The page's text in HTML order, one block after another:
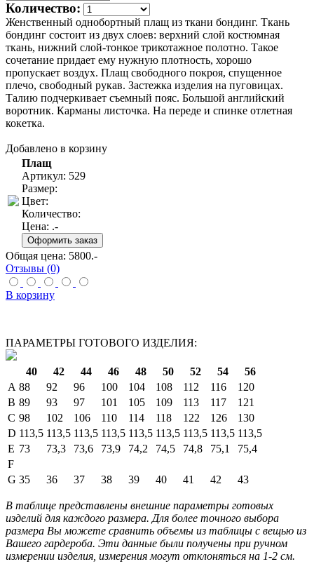
Количество:
Женственный однобортный плащ из ткани бондинг. Ткань
бондинг состоит из двух слоев: верхний слой костюмная
ткань, нижний слой-тонкое трикотажное полотно. Такое
сочетание придает ему нужную плотность, хорошо
пропускает воздух. Плащ свободного покроя, спущенное
плечо, свободный рукав. Застежка изделия на пуговицах.
Талию подчеркивает съемный пояс. Большой английский
воротник. Карманы листочка. На переде и спинке отлетная
кокетка.
Добавлено в корзину
Плащ
Артикул: 529
Размер:
Цвет:
Количество:
Цена: .-
Общая цена: 5800.-
Отзывы (0)
В корзину
ПАРАМЕТРЫ ГОТОВОГО ИЗДЕЛИЯ:
40 42 44 46 48 50 52 54
56
A 88 92 96 100 104 108 112 116
120
B 89 93 97 101 105 109 113 117
121
C 98 102 106 110 114 118 122 126
130
D 113,5 113,5 113,5 113,5 113,5 113,5 113,5 113,5 113,5
E 73 73,3 73,6 73,9 74,2 74,5 74,8 75,1
75,4
F
G 35 36 37 38 39 40 41 42 43
В таблице представлены внешние параметры готовых
изделий для каждого размера. Для более точного выбора
размера Вы можете сравнить объемы из таблицы с вещью из
Вашего гардероба. Эти данные были получены при ручном
измерении изделия, измерения могут отклоняться на 1-2 см.